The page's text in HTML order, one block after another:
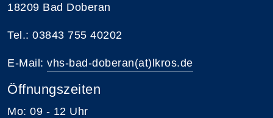
18209 Bad Doberan
Tel.: 03843 755 40202
E-Mail: vhs-bad-doberan(at)lkros.de
Öffnungszeiten
Mo: 09 - 12 Uhr